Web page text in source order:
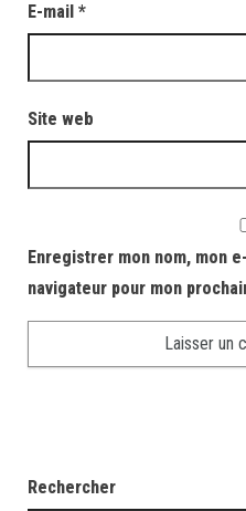
E-mail *
Site web
Enregistrer mon nom, mon
navigateur pour mon
Rechercher